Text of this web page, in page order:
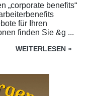
„corporate benefits“
für Ihren
finden Sie &g ...
WEITERLESEN »